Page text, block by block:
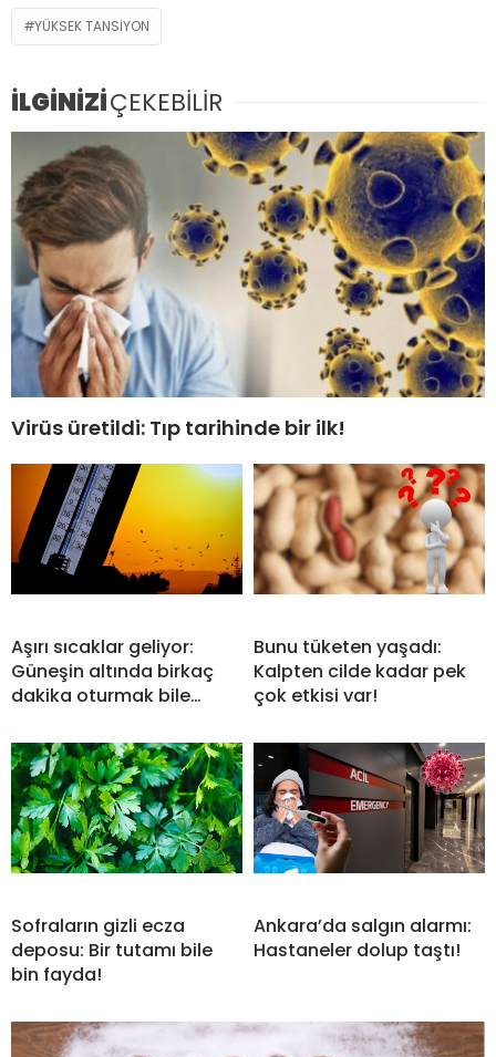
YÜKSEK TANSIYON
İLGİNİZİÇEKEBİLİR
Virüs üretildi: Tıp tarihinde bir ilk!
Aşırı sıcaklar geliyor:
Güneşin altında birkaç
dakika oturmak bile…
Bunu tüketen yaşadı:
Kalpten cilde kadar pek
çok etkisi var!
Sofraların gizli ecza
deposu: Bir tutamı bile
bin fayda!
Ankara’da salgın alarmı:
Hastaneler dolup taştı!